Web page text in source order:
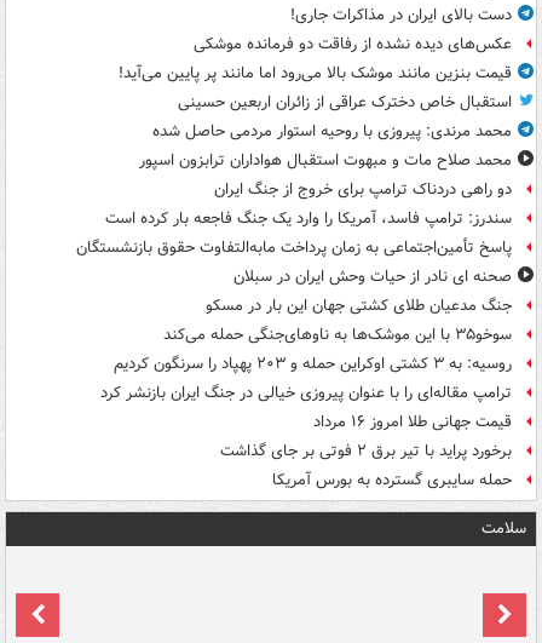
دست بالای ایران در مذاکرات جاری!
عکس‌های دیده نشده از رفاقت دو فرمانده‌ موشکی
قیمت بنزین مانند موشک بالا می‌رود اما مانند پر پایین می‌آید!
استقبال خاص دخترک عراقی از زائران اربعین حسینی
محمد مرندی: پیروزی با روحیه استوار مردمی حاصل شده
محمد صلاح مات و مبهوت استقبال هواداران ترابزون اسپور
دو راهی دردناک ترامپ برای خروج از جنگ ایران
سندرز: ترامپ فاسد، آمریکا را وارد یک جنگ فاجعه بار کرده است
پاسخ تأمین‌اجتماعی به زمان پرداخت مابه‌التفاوت حقوق بازنشستگان
صحنه ای نادر از حیات وحش ایران در سبلان
جنگ مدعیان طلای کشتی جهان این بار در مسکو
سوخو۳۵ با این موشک‌ها به ناوهای‌جنگی حمله می‌کند
روسیه: به ۳ کشتی اوکراین حمله و ۲۰۳ پهپاد را سرنگون کردیم
ترامپ مقاله‌ای را با عنوان پیروزی خیالی در جنگ ایران بازنشر کرد
قیمت جهانی طلا امروز ۱۶ مرداد
برخورد پراید با تیر برق ۲ فوتی بر جای گذاشت
حمله سایبری گسترده به بورس آمریکا
سلامت